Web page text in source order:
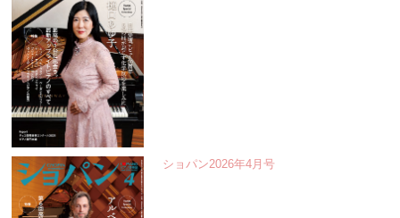
ショパン2026年4月号